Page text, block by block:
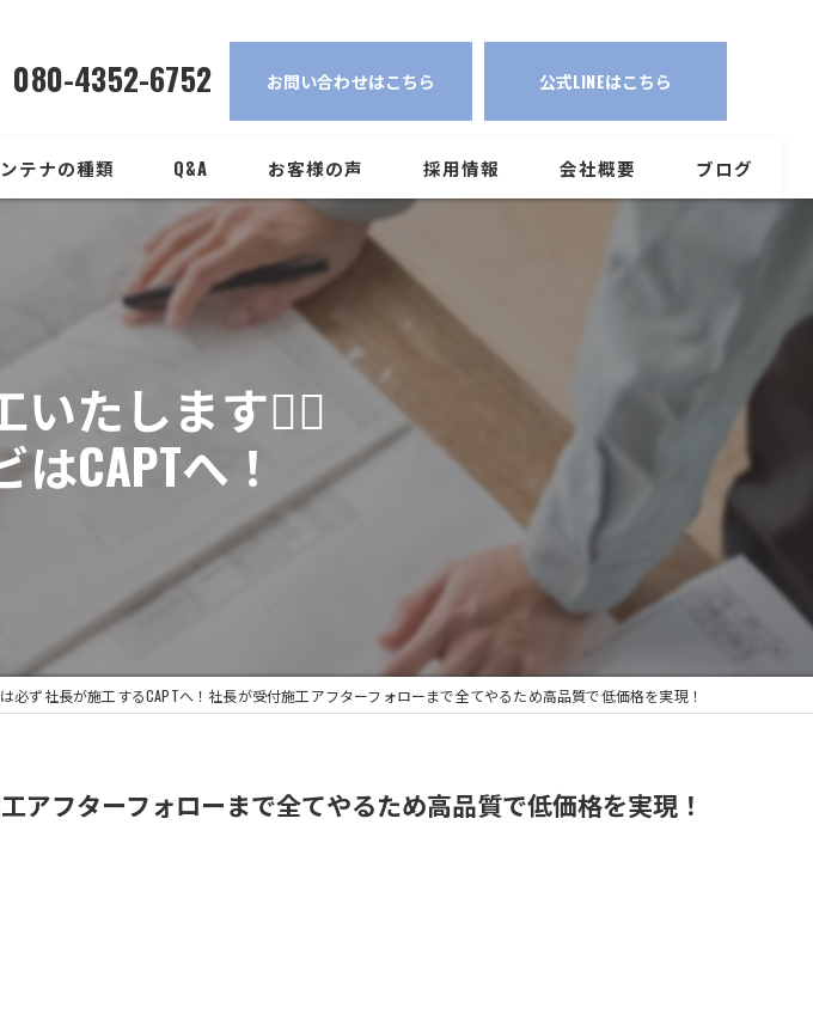
080-4352-6752 お問い合わせはこちら 公式LINEはこちら
テナの種類 Q&A お客様の声 採用情報 会社概要 ブログ
たします🙇‍♂️
CAPTへ！
必ず社長が施工するCAPTへ！社長が受付施工アフターフォローまで全てやるため高品質で低価格を実現！
アフターフォローまで全てやるため高品質で低価格を実現！